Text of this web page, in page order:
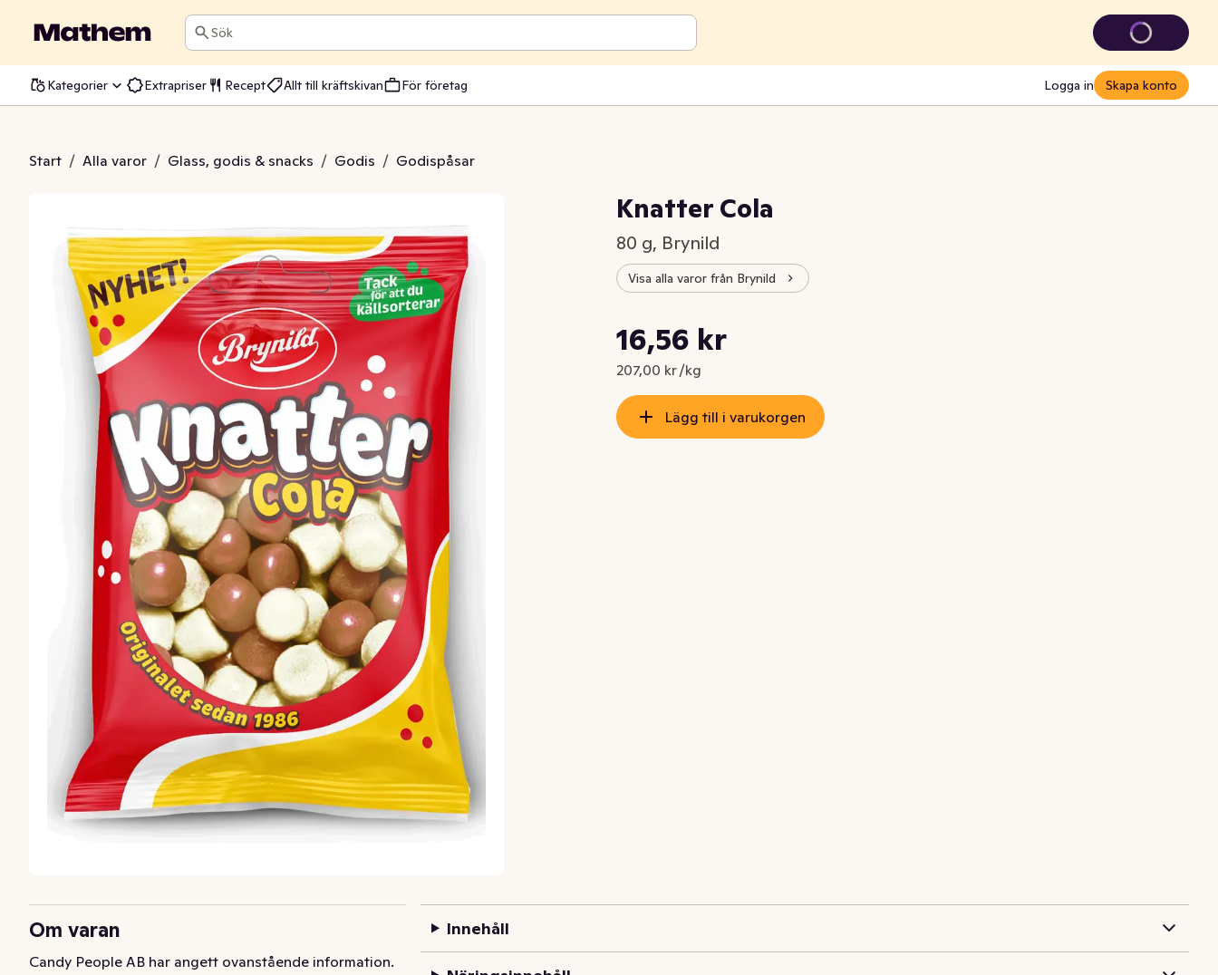
Sök
Kategorier Extrapriser Recept Allt till kräftskivan För företag Logga in Skapa konto
Start / Alla varor / Glass, godis & snacks / Godis / Godispåsar
Cola
Knatter Cola
80 g, Brynild
Visa alla varor från Brynild
Nuvarande pris är: 16,56 kr
16,56 kr
207,00 kr /kg
Styckpris: 207,00 kr /kg
Lägg till i varukorgen
Om varan
Candy People AB har angett ovanstående information.
Innehåll